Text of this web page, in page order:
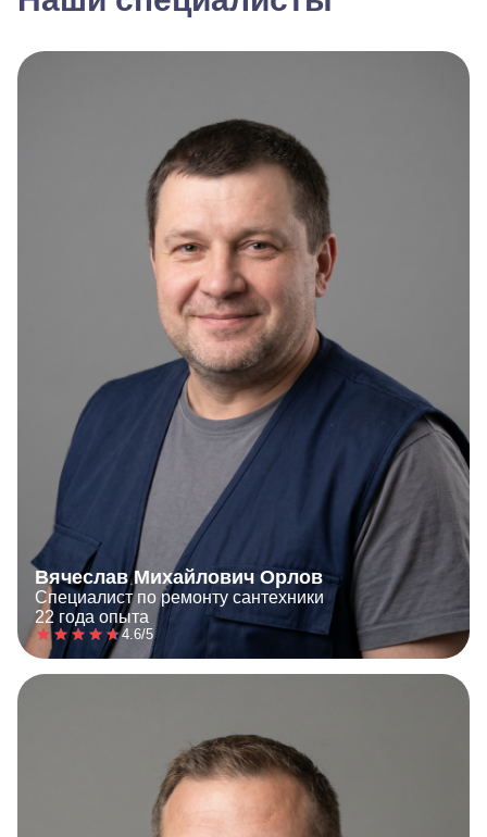
Вячеслав Михайлович Орлов
Специалист по ремонту сантехники
22 года опыта
4.6/5